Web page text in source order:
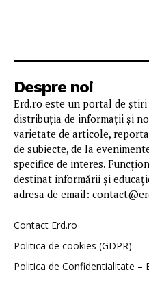
Despre noi
Erd.ro este un portal de
distribuția de informații și
varietate de articole,
de subiecte, de la
specifice de interes.
destinat informării și
adresa de email:
Contact Erd.ro
Politica de cookies (GDPR)
Politica de Confidentialitate –